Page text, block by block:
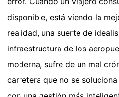
disponible, está viendo la
realidad, una suerte de
infraestructura de los
moderna, sufre de un mal
carretera que no se